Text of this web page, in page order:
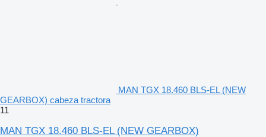
MAN TGX 18.460 BLS-EL (NEW
GEARBOX) cabeza tractora
11
MAN TGX 18.460 BLS-EL (NEW GEARBOX)